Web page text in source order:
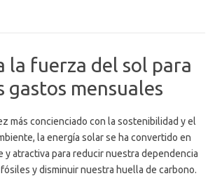
la fuerza del sol para
gastos mensuales
más concienciado con la sostenibilidad y el
la energía solar se ha convertido en
y atractiva para reducir nuestra dependencia
y disminuir nuestra huella de carbono.